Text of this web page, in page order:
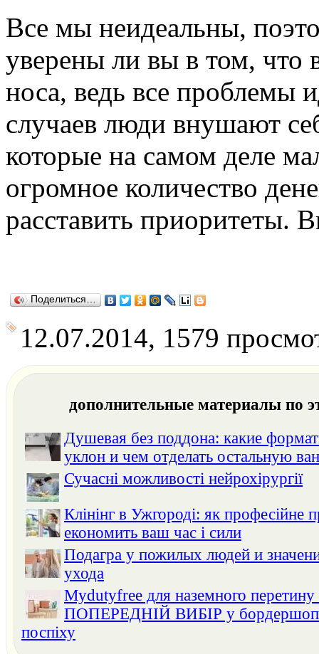
Все мы неидеальны,
уверены ли вы в том, что
носа, ведь все проблемы
случаев люди внушают
которые на самом деле
огромное количество
расставить приоритеты.
Поделиться…
12.07.2014, 1579
дополнительные материалы по
Душевая без поддона: какие
уклон и чем отделать остальную
Сучасні можливості нейрохірургії
Клінінг в Ужгороді: як професійне
економить ваш час і сили
Подагра у пожилых людей и
ухода
Mydutyfree для наземного
ПОПЕРЕДНІЙ ВИБІР у
поспіху